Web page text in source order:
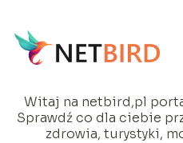
Witaj na netbird,pl
Sprawdź co dla ciebie
zdrowia, turystyki,